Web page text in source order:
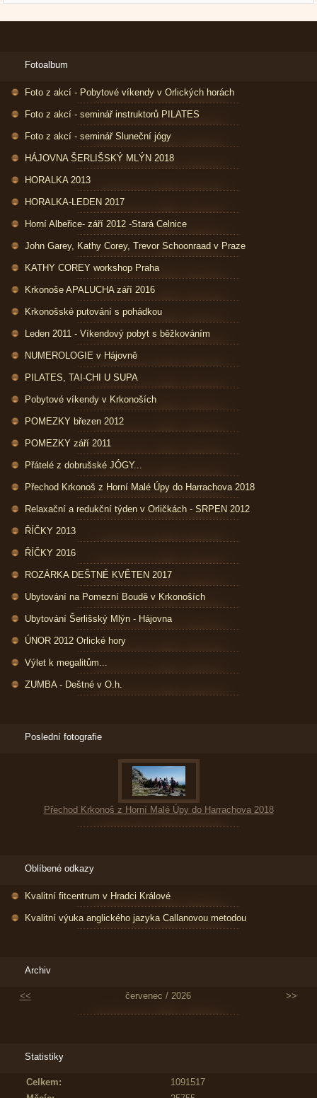
Fotoalbum
Foto z akcí - Pobytové víkendy v Orlických horách
Foto z akcí - seminář instruktorů PILATES
Foto z akcí - seminář Sluneční jógy
HÁJOVNA ŠERLIŠSKÝ MLÝN 2018
HORALKA 2013
HORALKA-LEDEN 2017
Horní Albeřice- září 2012 -Stará Celnice
John Garey, Kathy Corey, Trevor Schoonraad v Praze
KATHY COREY workshop Praha
Krkonoše APALUCHA září 2016
Krkonošské putování s pohádkou
Leden 2011 - Víkendový pobyt s běžkováním
NUMEROLOGIE v Hájovně
PILATES, TAI-CHI U SUPA
Pobytové víkendy v Krkonoších
POMEZKY březen 2012
POMEZKY září 2011
Přátelé z dobrušské JÓGY...
Přechod Krkonoš z Horní Malé Úpy do Harrachova 2018
Relaxační a redukční týden v Orličkách - SRPEN 2012
ŘÍČKY 2013
ŘÍČKY 2016
ROZÁRKA DEŠTNÉ KVĚTEN 2017
Ubytování na Pomezní Boudě v Krkonoších
Ubytování Šerlišský Mlýn - Hájovna
ÚNOR 2012 Orlické hory
Výlet k megalitům...
ZUMBA - Deštné v O.h.
Poslední fotografie
Přechod Krkonoš z Horní Malé Úpy do Harrachova 2018
Oblíbené odkazy
Kvalitní fitcentrum v Hradci Králové
Kvalitní výuka anglického jazyka Callanovou metodou
Archiv
<< červenec / 2026 >>
Statistiky
Celkem:
1091517